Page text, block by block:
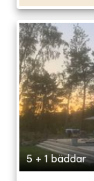
5 + 1 bäddar